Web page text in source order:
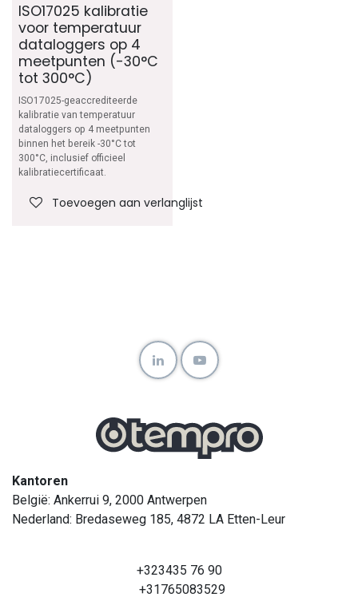
ISO17025 kalibratie
voor temperatuur
dataloggers op 4
meetpunten (-30°C
tot 300°C)
ISO17025-geaccrediteerde
kalibratie van temperatuur
dataloggers op 4 meetpunten
binnen het bereik -30°C tot
300°C, inclusief officieel
kalibratiecertificaat.
Toevoegen aan verlanglijst
Kantoren
België: Ankerrui 9, 2000 Antwerpen
Nederland: Bredaseweg 185, 4872 LA Etten-Leur
+323435 76 90
+31765083529